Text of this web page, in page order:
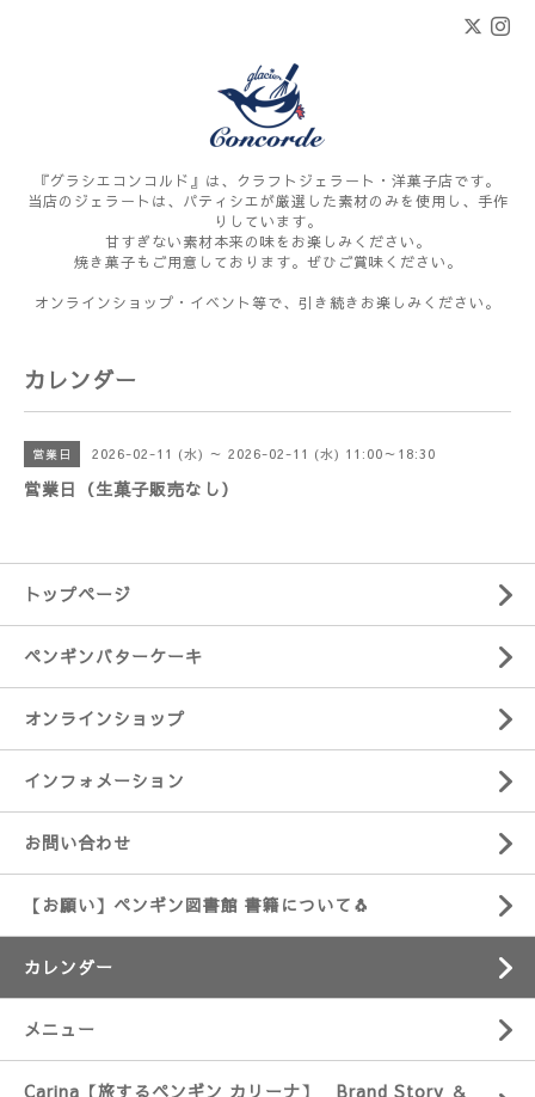
『グラシエコンコルド』は、クラフトジェラート・洋菓子店です。
当店のジェラートは、パティシエが厳選した素材のみを使用し、手作
りしています。
甘すぎない素材本来の味をお楽しみください。
焼き菓子もご用意しております。ぜひご賞味ください。
オンラインショップ・イベント等で、引き続きお楽しみください。
カレンダー
営業日 2026-02-11 (水) ～ 2026-02-11 (水) 11:00～18:30
営業日（生菓子販売なし）
トップページ
ペンギンバターケーキ
オンラインショップ
インフォメーション
お問い合わせ
【お願い】ペンギン図書館 書籍について🐧
カレンダー
メニュー
Carina【旅するペンギン カリーナ】 Brand Story ＆